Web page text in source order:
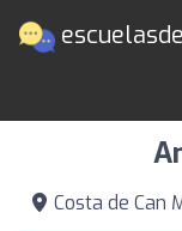
Costa de Can